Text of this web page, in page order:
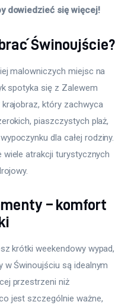
dowiedzieć się więcej!
Świnoujście?
malowniczych miejsc na
spotyka się z Zalewem
który zachwyca
piaszczystych plaż,
dla całej rodziny.
atrakcji turystycznych
– komfort
krótki weekendowy wypad,
w Świnoujściu są idealnym
przestrzeni niż
jest szczególnie ważne,